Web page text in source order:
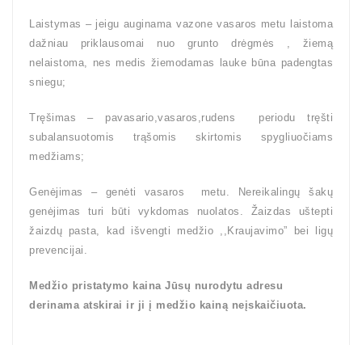
Laistymas – jeigu auginama vazone vasaros metu laistoma
dažniau priklausomai nuo grunto drėgmės , žiemą
nelaistoma, nes medis žiemodamas lauke būna padengtas
sniegu;
Tręšimas – pavasario,vasaros,rudens periodu tręšti
subalansuotomis trąšomis skirtomis spygliuočiams
medžiams;
Genėjimas – genėti vasaros metu. Nereikalingų šakų
genėjimas turi būti vykdomas nuolatos. Žaizdas uštepti
žaizdų pasta, kad išvengti medžio ,,Kraujavimo” bei ligų
prevencijai.
Medžio pristatymo kaina Jūsų nurodytu adresu
derinama atskirai ir ji į medžio kainą neįskaičiuota.